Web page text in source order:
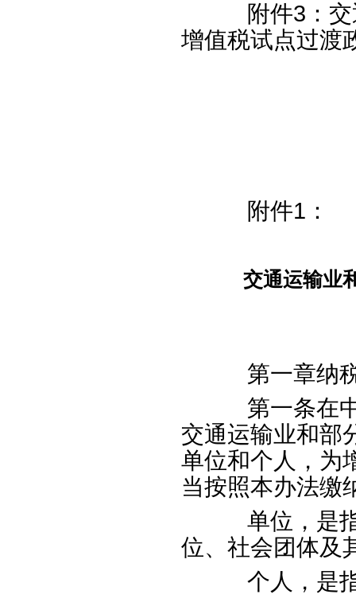
附件3 ：
增值税试点过渡
附件1 ：
交通运输业
第一章纳税
第一条在中
交通运输业和部
单位和个人，为
当按照本办法缴
单位，是指
位、社会团体及
个人，是指